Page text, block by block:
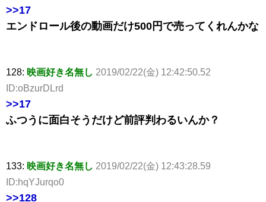
>>17
エンドロール後の動画だけ500円で売ってくれんかな
128: 映画好き名無し 2019/02/22(金) 12:42:50.52
ID:oBzurDLrd
>>17
ふつうに面白そうだけど前評判わるいんか？
133: 映画好き名無し 2019/02/22(金) 12:43:28.59
ID:hqYJurqo0
>>128